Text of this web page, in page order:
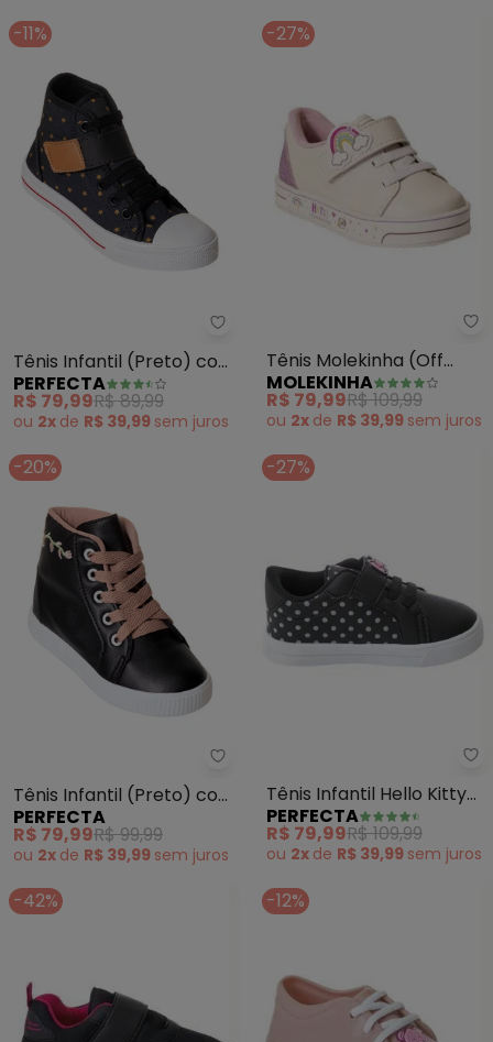
-11%
Perfecta - Tênis Infantil
Tênis Infantil (Preto) com
Detalhe de Velcro
PERFECTA
R$ 79,99R$ 89,99
ou 2x de R$ 39,99 sem juros
-27%
Tênis Molekinha (Off
White) em Sisntético
MOLEKINHA
R$ 79,99R$ 109,99
ou 2x de R$ 39,99 sem juros
-20%
Perfecta - Tênis Infantil
Tênis Infantil (Preto) com
Detalhe Bordado
PERFECTA
R$ 79,99R$ 99,99
ou 2x de R$ 39,99 sem juros
-27%
Tênis Infantil Hello Kitty
(Preta) em Sintético
PERFECTA
R$ 79,99R$ 109,99
ou 2x de R$ 39,99 sem juros
-42% -12%